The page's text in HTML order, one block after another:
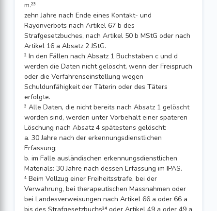
m.²³
zehn Jahre nach Ende eines Kontakt- und
Rayonverbots nach Artikel 67 b des
Strafgesetzbuches, nach Artikel 50 b MStG oder nach
Artikel 16 a Absatz 2 JStG.
² In den Fällen nach Absatz 1 Buchstaben c und d
werden die Daten nicht gelöscht, wenn der Freispruch
oder die Verfahrenseinstellung wegen
Schuldunfähigkeit der Täterin oder des Täters
erfolgte.
³ Alle Daten, die nicht bereits nach Absatz 1 gelöscht
worden sind, werden unter Vorbehalt einer späteren
Löschung nach Absatz 4 spätestens gelöscht:
a. 30 Jahre nach der erkennungsdienstlichen
Erfassung;
b. im Falle ausländischen erkennungsdienstlichen
Materials: 30 Jahre nach dessen Erfassung im IPAS.
⁴ Beim Vollzug einer Freiheitsstrafe, bei der
Verwahrung, bei therapeutischen Massnahmen oder
bei Landesverweisungen nach Artikel 66 a oder 66 a